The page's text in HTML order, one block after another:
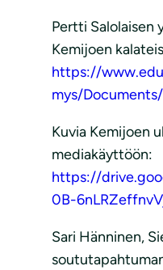
Pertti Salolaisen
Kemijoen
https://
mys/
Kuvia Kemijoen
mediakäyttöön:
https://
0B-
Sari Hänninen,